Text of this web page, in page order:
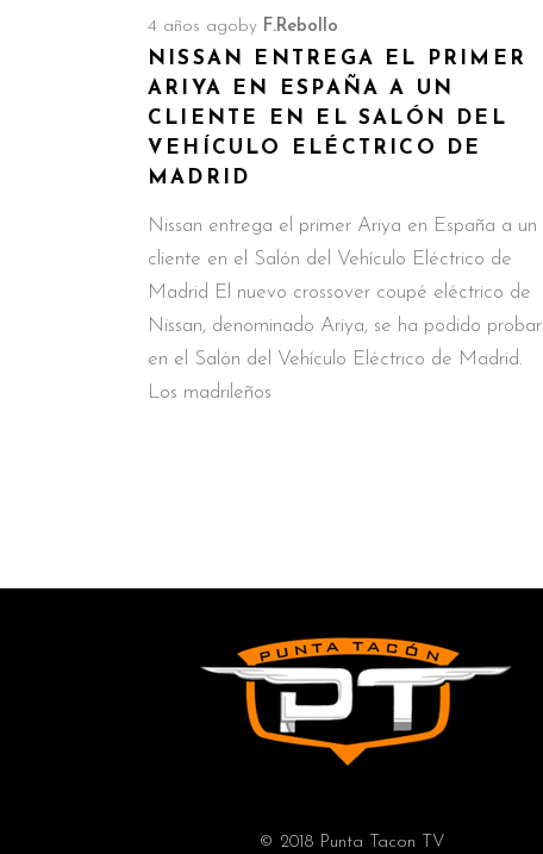
4 años agoby F.Rebollo
NISSAN ENTREGA EL PRIMER
ARIYA EN ESPAÑA A UN
CLIENTE EN EL SALÓN DEL
VEHÍCULO ELÉCTRICO DE
MADRID
Nissan entrega el primer Ariya en España a un
cliente en el Salón del Vehículo Eléctrico de
Madrid El nuevo crossover coupé eléctrico de
Nissan, denominado Ariya, se ha podido probar
en el Salón del Vehículo Eléctrico de Madrid.
Los madrileños
© 2018 Punta Tacon TV